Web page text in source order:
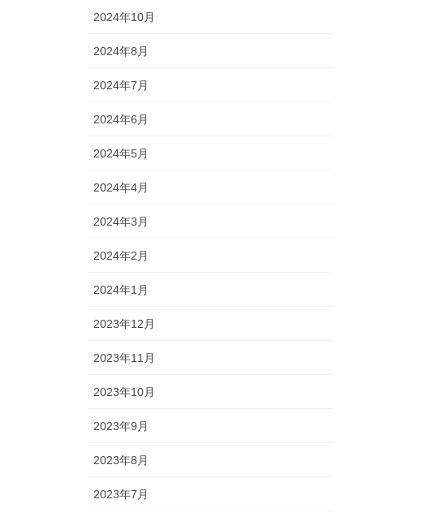
2024年10月
2024年8月
2024年7月
2024年6月
2024年5月
2024年4月
2024年3月
2024年2月
2024年1月
2023年12月
2023年11月
2023年10月
2023年9月
2023年8月
2023年7月